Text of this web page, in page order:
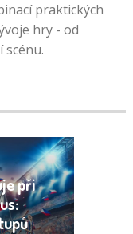
praktických
hry - od
při